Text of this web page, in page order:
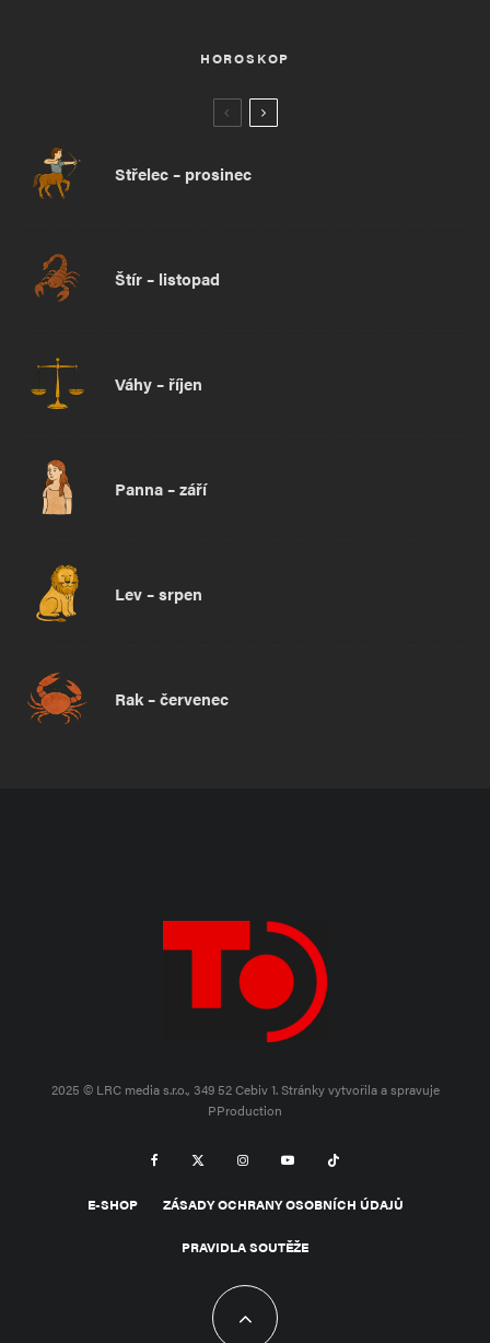
HOROSKOP
Střelec – prosinec
Štír – listopad
Váhy – říjen
Panna – září
Lev – srpen
Rak – červenec
2025 © LRC media s.r.o., 349 52 Cebiv 1.Stránky vytvořila a spravuje
PProduction
E-SHOP ZÁSADY OCHRANY OSOBNÍCH ÚDAJŮ
PRAVIDLA SOUTĚŽE